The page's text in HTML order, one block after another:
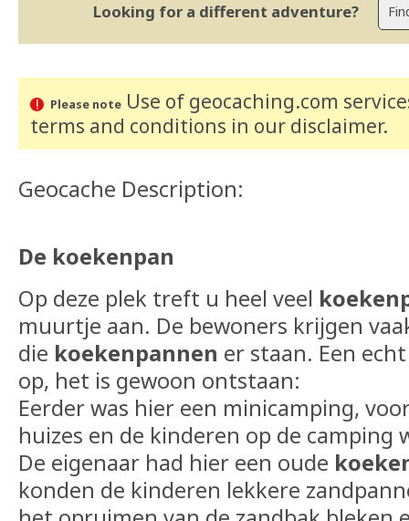
Looking for a different adventure?
Please noteUse of geocaching.com
terms and conditions in our disclaimer.
Geocache Description:
De koekenpan
Op deze plek treft u heel veel
muurtje aan. De bewoners krijgen
die koekenpannen er staan. Een
op, het is gewoon ontstaan:
Eerder was hier een minicamping,
huizes en de kinderen op de camping
De eigenaar had hier een oude
konden de kinderen lekkere